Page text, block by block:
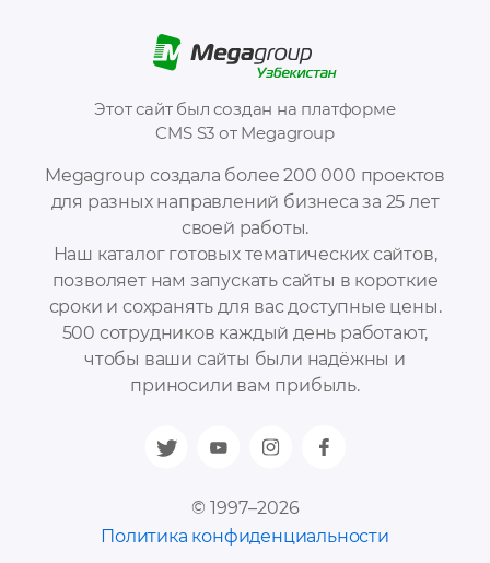
Megagroup создала более 200 000 проектов
для разных направлений бизнеса за 25 лет
своей работы.
Наш каталог готовых тематических сайтов,
позволяет нам запускать сайты в короткие
сроки и сохранять для вас доступные цены.
500 сотрудников каждый день работают,
чтобы ваши сайты были надёжны и
приносили вам прибыль.
© 1997–2026
Политика конфиденциальности
Этот сайт был создан на платформе
CMS S3 от Megagroup